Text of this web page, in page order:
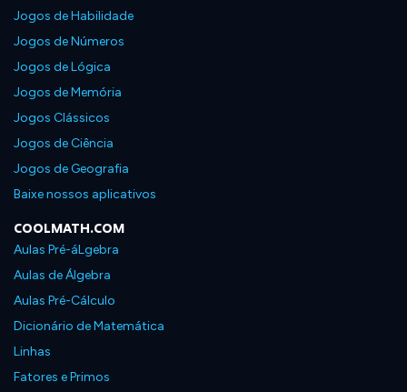
Jogos de Habilidade
Jogos de Números
Jogos de Lógica
Jogos de Memória
Jogos Clássicos
Jogos de Ciência
Jogos de Geografia
Baixe nossos aplicativos
COOLMATH.COM
Aulas Pré-áLgebra
Aulas de Álgebra
Aulas Pré-Cálculo
Dicionário de Matemática
Linhas
Fatores e Primos